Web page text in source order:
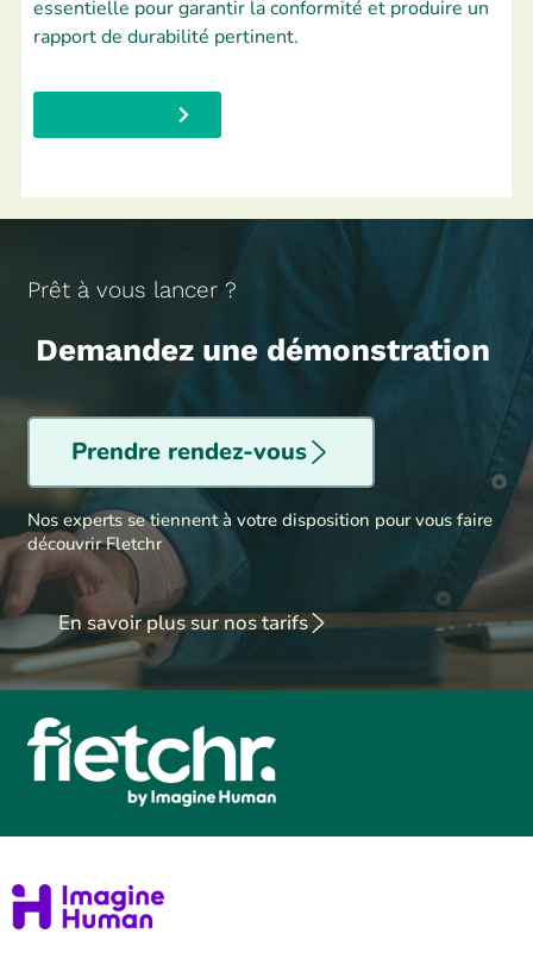
essentielle pour garantir la conformité et produire un
rapport de durabilité pertinent.
Prêt à vous lancer ?
Demandez une démonstration
Prendre rendez-vous
Nos experts se tiennent à votre disposition pour vous faire
découvrir Fletchr
En savoir plus sur nos tarifs